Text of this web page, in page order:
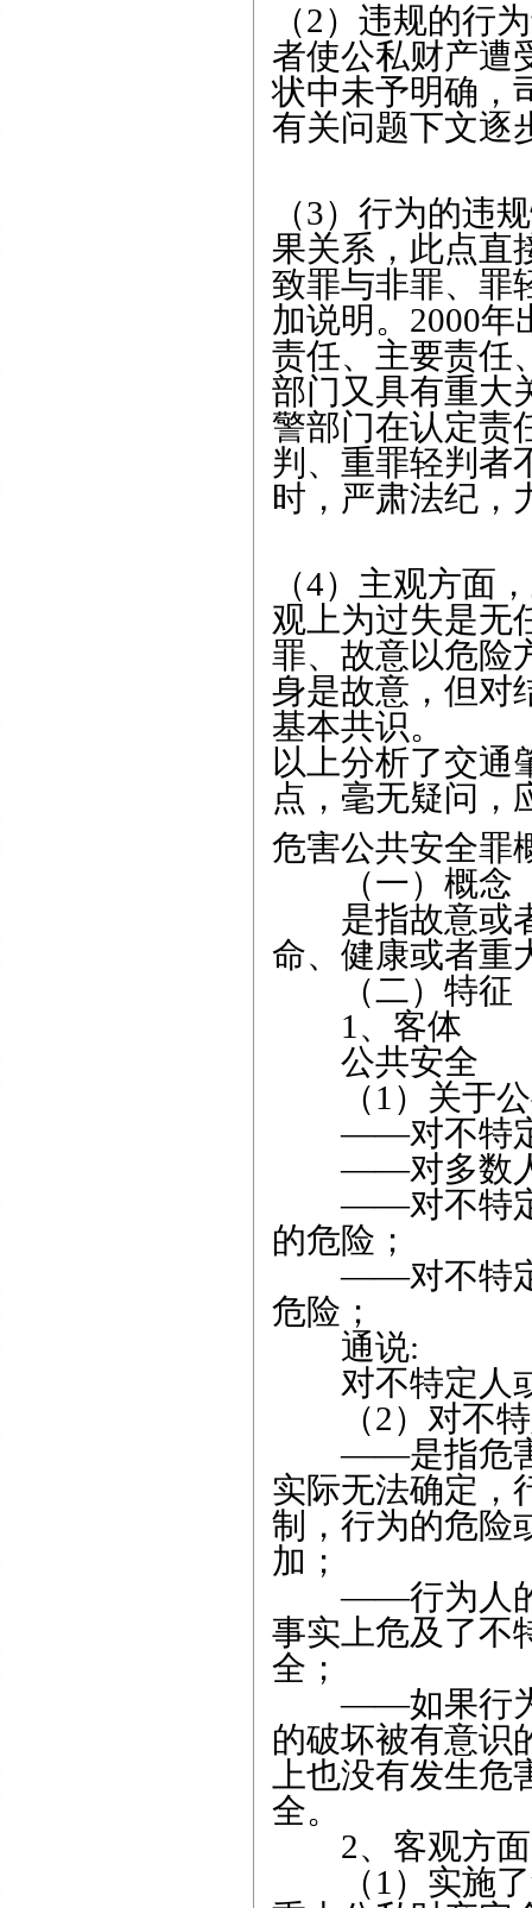
（2）违规的行
者使公私财产遭
状中未予明确，
有关问题下文逐
（3）行为的违
果关系，此点直
致罪与非罪、罪
加说明。2000
责任、主要责任
部门又具有重大
警部门在认定责
判、重罪轻判者
时，严肃法纪，
（4）主观方面
观上为过失是无
罪、故意以危险
身是故意，但对
基本共识。
以上分析了交通
点，毫无疑问，
危害公共安全罪
（一）概念
是指故意或者
命、健康或者重
（二）特征
1、客体
公共安全
（1）关于公
——对不特定
——对多数人
——对不特定
的危险；
——对不特定
危险；
通说:
对不特定人或
（2）对不特
——是指危害
实际无法确定，
制，行为的危险
加；
——行为人的
事实上危及了不
全；
——如果行为
的破坏被有意识
上也没有发生
全。
2、客观方面
（1）实施了